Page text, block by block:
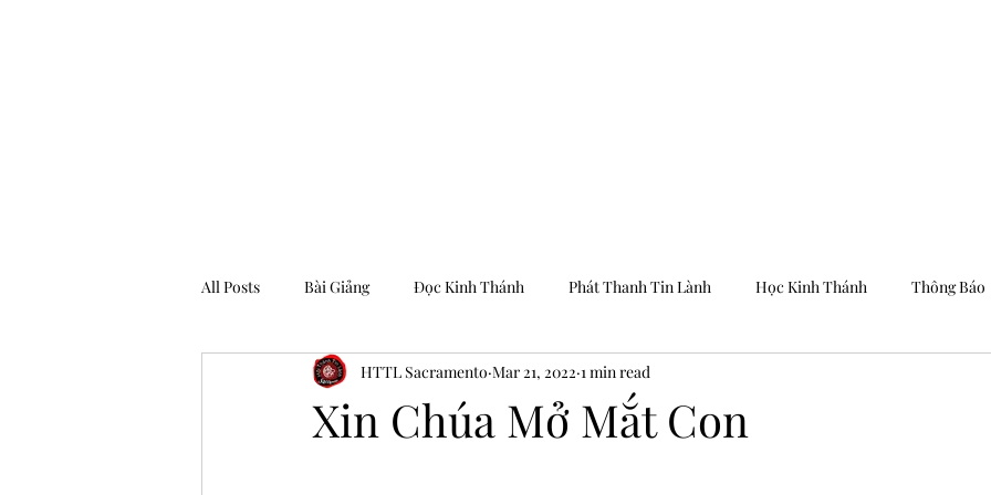
All Posts Bài Giảng Đọc Kinh Thánh Phát Thanh Tin Lành Học Kinh Thánh Thông Báo
Xin Chúa Mở Mắt Con
HTTL Sacramento Mar 21, 2022 1 min read